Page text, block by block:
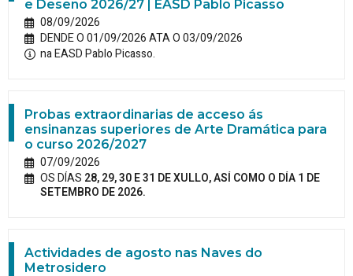
e Deseño 2026/27 | EASD Pablo Picasso
08/09/2026
DENDE O 01/09/2026 ATA O 03/09/2026
na EASD Pablo Picasso.
Probas extraordinarias de acceso ás
ensinanzas superiores de Arte Dramática para
o curso 2026/2027
07/09/2026
OS DÍAS 28, 29, 30 E 31 DE XULLO, ASÍ COMO O DÍA 1 DE
SETEMBRO DE 2026.
Actividades de agosto nas Naves do
Metrosidero